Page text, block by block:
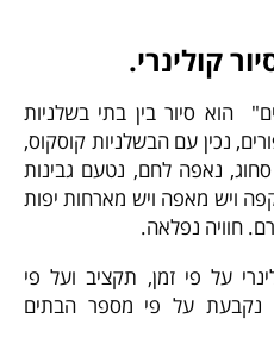
קולינרי.
הוא סיור בין בתי בשלניות
נכין עם הבשלניות קוסקוס,
נאפה לחם, נטעם גבינות
ויש מאפה ויש מארחות יפות
חוויה נפלאה.
על פי זמן, תקציב ועל פי
נקבעת על פי מספר הבתים